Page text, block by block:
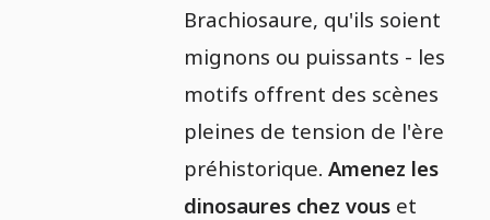
Brachiosaure, qu'ils soient
mignons ou puissants - les
motifs offrent des scènes
pleines de tension de l'ère
préhistorique. Amenez les
dinosaures chez vous et